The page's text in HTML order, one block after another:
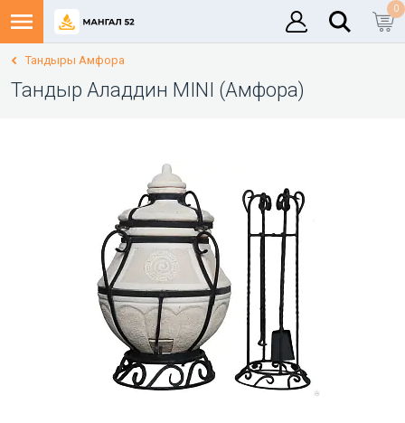
0
Тандыры Амфора
Тандыр Аладдин MINI (Амфора)